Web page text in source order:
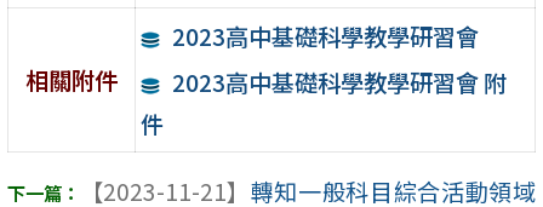
相關附件
2023高中基礎科學教學研習會
2023高中基礎科學教學研習會 附
件
【2023-11-21】 轉知一般科目綜合活動領域